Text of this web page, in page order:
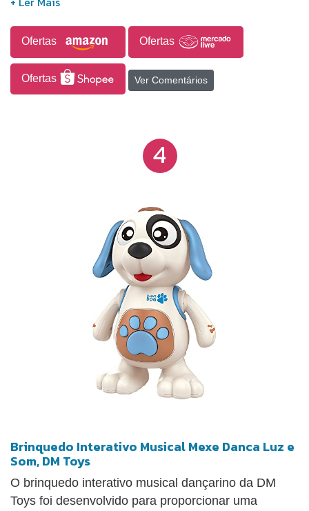
Fabricado com materiais atóxicos e seguros para
uso infantil, é uma opção de presente para
aniversários, Natal e outras ocasiões especiais,
oferecendo diversão em um formato dinâmico e
Ofertas Ofertas
Ofertas Ver Comentários
4
Brinquedo Interativo Musical Mexe Danca Luz e
Som, DM Toys
O brinquedo interativo musical dançarino da DM
Toys foi desenvolvido para proporcionar uma